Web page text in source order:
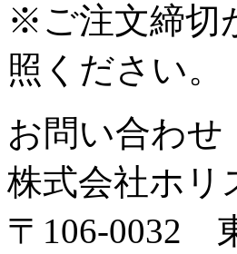
※ご注文締切
照ください。
お問い合わせ
株式会社ホリ
〒106-0032